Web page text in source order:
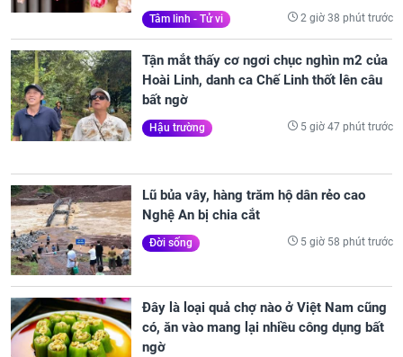
Tâm linh - Tử vi 2 giờ 38 phút trước
Tận mắt thấy cơ ngơi chục nghìn m2 của
Hoài Linh, danh ca Chế Linh thốt lên câu
bất ngờ
Hậu trường 5 giờ 47 phút trước
Lũ bủa vây, hàng trăm hộ dân rẻo cao
Nghệ An bị chia cắt
Đời sống 5 giờ 58 phút trước
Đây là loại quả chợ nào ở Việt Nam cũng
có, ăn vào mang lại nhiều công dụng bất
ngờ